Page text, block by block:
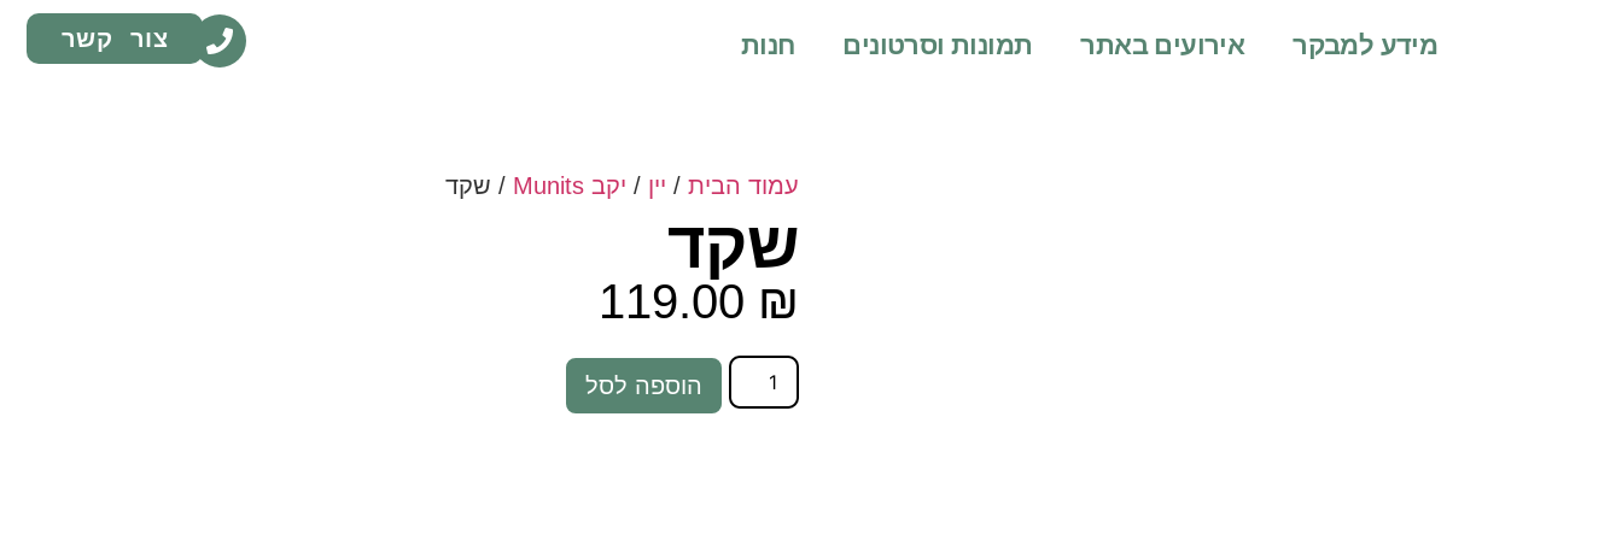
מידע למבקר אירועים באתר תמונות וסרטונים חנות צור קשר
עמוד הבית / יין / יקב Munits / שקד
שקד
119.00 ₪
הוספה לסל